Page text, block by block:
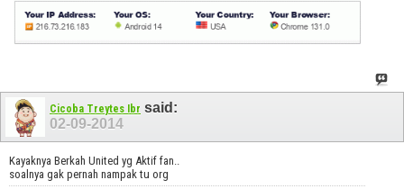
Cicoba Treytes Ibr said:
02-09-2014
Kayaknya Berkah United yg Aktif fan..
soalnya gak pernah nampak tu org